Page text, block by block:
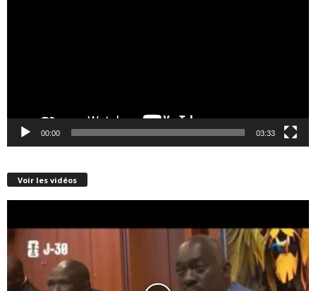
00:00 03:33
Voir les vidéos